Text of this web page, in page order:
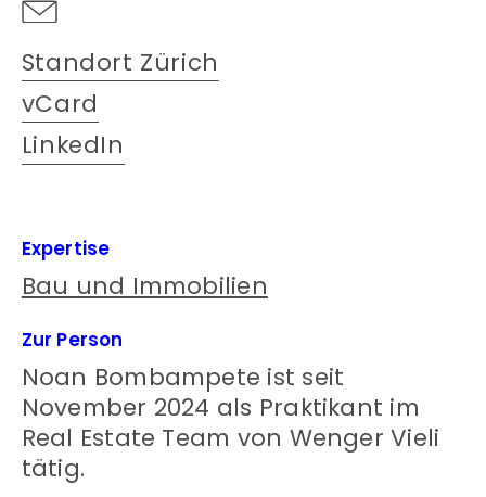
Standort Zürich
vCard
LinkedIn
Expertise
Bau und Immobilien
Zur Person
Noan Bombampete ist seit
November 2024 als Praktikant im
Real Estate Team von Wenger Vieli
tätig.